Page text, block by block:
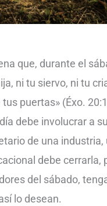
que, durante el
ni tu siervo, ni tu
puertas» (Éxo.
debe involucrar a
de una industria,
debe cerrarla,
del sábado,
lo desean.